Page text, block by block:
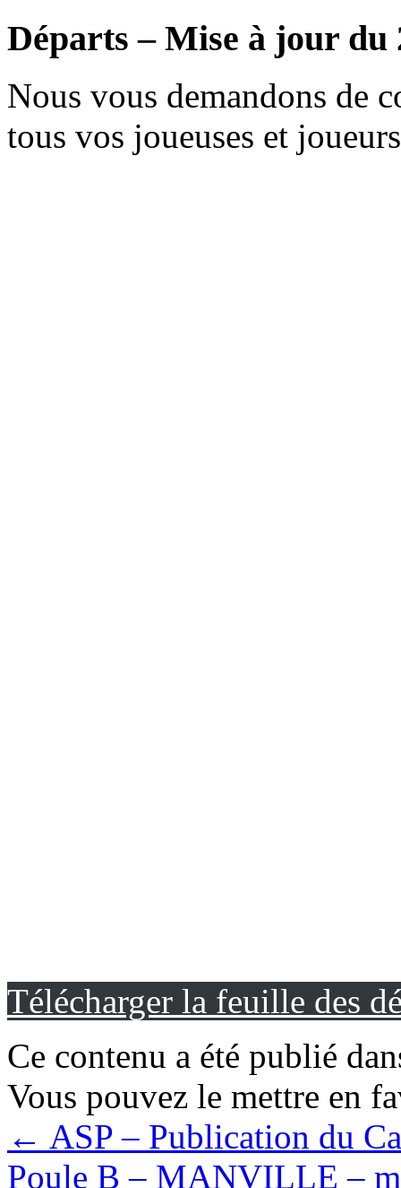
Départs – Mise à jour du
Nous vous demandons de
tous vos joueuses et joueurs
Télécharger la feuille des
Ce contenu a été publié
Vous pouvez le mettre en
← ASP – Publication du
Poule B – MANVILLE –